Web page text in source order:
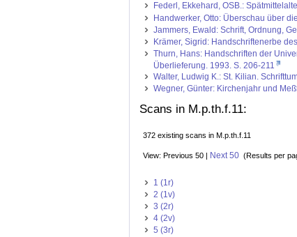
Federl, Ekkehard, OSB.:
Handwerker, Otto: Überschau über
Jammers, Ewald: Schrift, Ordnung,
Krämer, Sigrid: Handschriftenerbe
Thurn, Hans: Handschriften der
Überlieferung. 1993. S. 206-211
Walter, Ludwig K.: St. Kilian.
Wegner, Günter: Kirchenjahr und
Scans in M.p.th.f.11:
372 existing scans in M.p.th.f.11
View: Previous 50 | Next 50 (Results per
1 (1r)
2 (1v)
3 (2r)
4 (2v)
5 (3r)